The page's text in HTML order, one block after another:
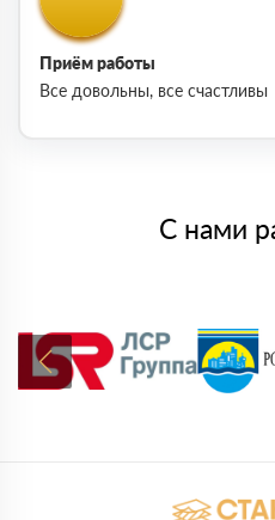
Приём работы
Все довольны, все счастливы
С нами